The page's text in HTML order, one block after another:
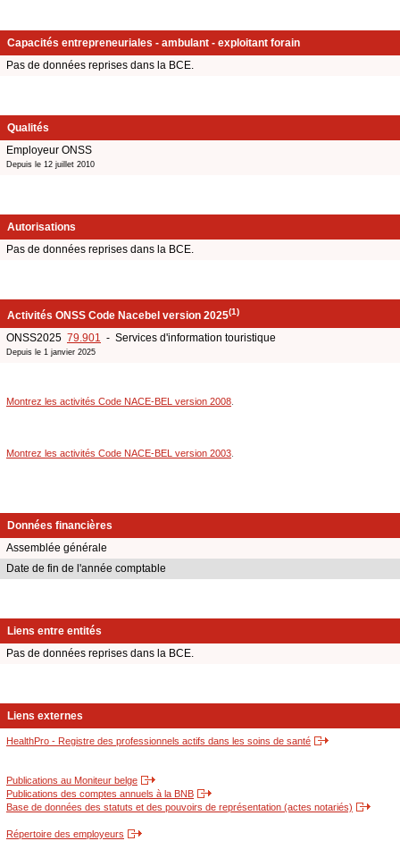
Capacités entrepreneuriales - ambulant - exploitant forain
Pas de données reprises dans la BCE.
Qualités
Employeur ONSS
Depuis le 12 juillet 2010
Autorisations
Pas de données reprises dans la BCE.
Activités ONSS Code Nacebel version 2025(1)
ONSS2025 79.901 - Services d'information touristique
Depuis le 1 janvier 2025
Montrez les activités Code NACE-BEL version 2008
Montrez les activités Code NACE-BEL version 2003
Données financières
Assemblée générale
Date de fin de l'année comptable
Liens entre entités
Pas de données reprises dans la BCE.
Liens externes
HealthPro - Registre des professionnels actifs dans les soins de santé
Publications au Moniteur belge
Publications des comptes annuels à la BNB
Base de données des statuts et des pouvoirs de représentation (actes notariés)
Répertoire des employeurs